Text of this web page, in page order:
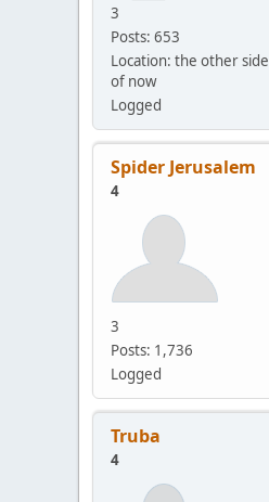
3
Posts: 653
Location: the other side
of now
Logged
Spider Jerusalem
4
3
Posts: 1,736
Logged
Truba
4